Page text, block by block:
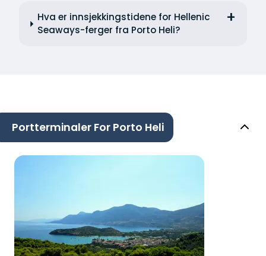
Hva er innsjekkingstidene for Hellenic
Seaways-ferger fra Porto Heli?
Portterminaler For Porto Heli